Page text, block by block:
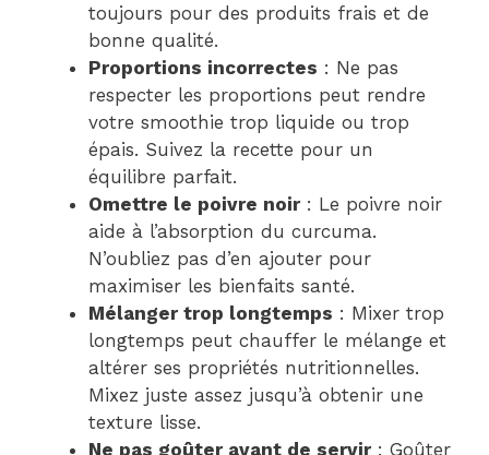
toujours pour des produits frais et de
bonne qualité.
Proportions incorrectes : Ne pas
respecter les proportions peut rendre
votre smoothie trop liquide ou trop
épais. Suivez la recette pour un
équilibre parfait.
Omettre le poivre noir: Le poivre noir
aide à l’absorption du curcuma.
N’oubliez pas d’en ajouter pour
maximiser les bienfaits santé.
Mélanger trop longtemps : Mixer trop
longtemps peut chauffer le mélange et
altérer ses propriétés nutritionnelles.
Mixez juste assez jusqu’à obtenir une
texture lisse.
Ne pas goûter avant de servir: Goûter